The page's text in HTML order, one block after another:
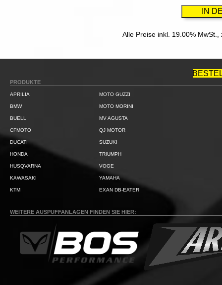
Alle Preise inkl. 19.00% MwSt.,
PRODUKTE
APRILIA
BMW
BUELL
CFMOTO
DUCATI
HONDA
HUSQVARNA
KAWASAKI
KTM
MOTO GUZZI
MOTO MORINI
MV AGUSTA
QJ MOTOR
SUZUKI
TRIUMPH
VOGE
YAMAHA
EXAN DB-EATER
WEITERE AUSPUFFANLAGEN FINDEN SIE HIER: